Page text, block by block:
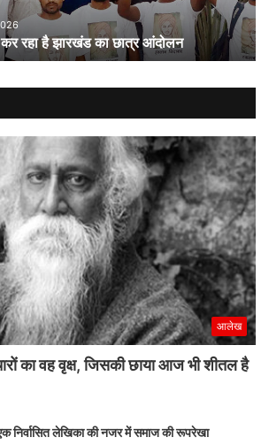
है झारखंड का छात्र आंदोलन
की
कब
आलेख
का वह वृक्ष, जिसकी छाया आज भी शीतल है
निर्वासित लेखिका की नजर में समाज की रूपरेखा